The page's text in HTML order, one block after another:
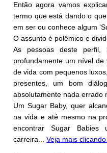
Então agora vamos
termo que está dando o
em ser ou conhece algum
O assunto é polêmico e
As pessoas deste perfil,
profundamente um nível
de vida com pequenos
presentes, um bom
absolutamente nada errado
Um Sugar Baby, quer
na vida e até mesmo na
encontrar Sugar
carreira...Veja mais